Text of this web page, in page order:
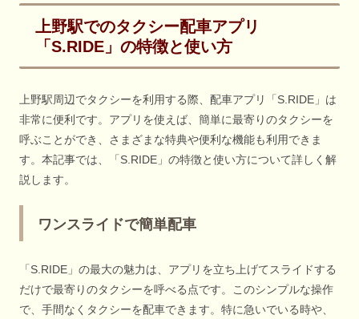
上野駅でのタクシー配車アプリ
「S.RIDE」の特徴と使い方
上野駅周辺でタクシーを利用する際、配車アプリ「S.RIDE」は
非常に便利です。アプリを使えば、簡単に最寄りのタクシーを
呼ぶことができ、さまざまな特典や便利な機能も利用できま
す。本記事では、「S.RIDE」の特徴と使い方について詳しく解
説します。
ワンスライドで簡単配車
「S.RIDE」の最大の魅力は、アプリを立ち上げてスライドする
だけで最寄りのタクシーを呼べる点です。このシンプルな操作
で、手間なくタクシーを配車できます。特に急いでいる時や、